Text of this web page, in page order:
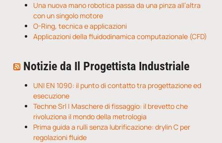
Una nuova mano robotica passa da una pinza all’altra
con un singolo motore
O-Ring, tecnica e applicazioni
Applicazioni della fluidodinamica computazionale (CFD)
Notizie da Il Progettista Industriale
UNI EN 1090: il punto di contatto tra progettazione ed
esecuzione
Techne Srl | Maschere di fissaggio: il brevetto che
rivoluziona il mondo della metrologia
Prima guida a rulli senza lubrificazione: drylin C per
regolazioni fluide